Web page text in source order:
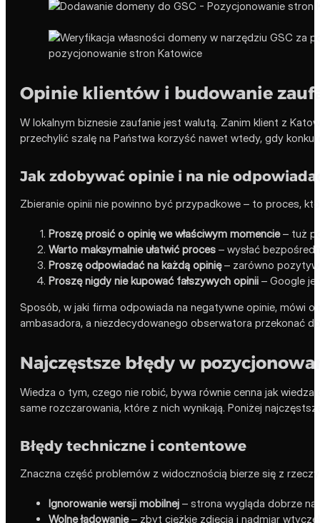
Opinie klientów i budowanie
W lokalnym biznesie zaufanie jest walutą. Zanim klient z
przechylić szalę na Państwa korzyść nawet wtedy, gdy
Jak zdobywać opinie i na nie
Zbieranie opinii nie powinno być przypadkowe – to proces,
Proszę prosić o opinię we właściwym momencie– tuż
Warto maksymalnie ułatwić proces – wysłać
Proszę odpowiadać na każdą opinię– zarówno
Proszę nigdy nie kupować fałszywych opinii – Google je
Sposób, w jaki firma odpowiada na negatywne opinie, mówi
ambasadora, a niezdecydowanego obserwatora przekonać
Najczęstsze błędy w
Wiedza o tym, czego nie robić, bywa równie cenna jak
same rozczarowania, które z nich wynikają. Poniżej
Błędy techniczne i contentowe
Znaczna część problemów z widocznością bierze się z
Ignorowanie wersji mobilnej – strona wygląda dobrze
Wolne ładowanie– zbyt ciężkie zdjęcia i nadmiar